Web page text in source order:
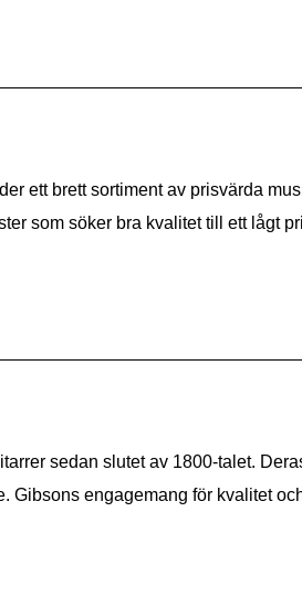
ett brett sortiment av prisvärda
som söker bra kvalitet till ett lågt
sedan slutet av 1800-talet.
engagemang för kvalitet